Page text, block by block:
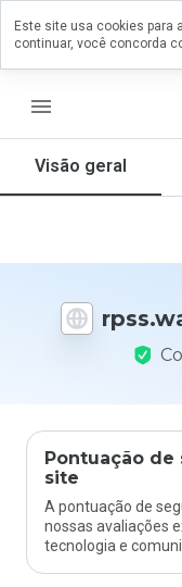
menu
Visão geral
Pontuação de
site
A pontuação de
nossas avaliações
tecnologia e
em
De 1
nota
Este site usa cookies para
continuar, você concorda